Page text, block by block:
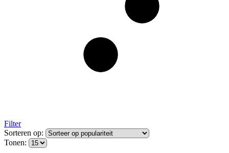
Filter
Sorteren op:
Tonen: